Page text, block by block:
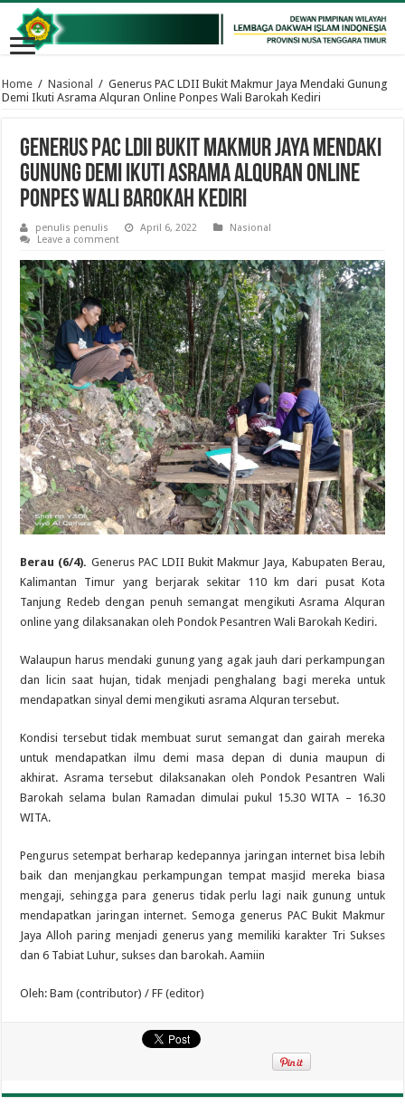
Home / Nasional / Generus PAC LDII Bukit Makmur Jaya Mendaki Gunung
Demi Ikuti Asrama Alquran Online Ponpes Wali Barokah Kediri
Generus PAC LDII Bukit Makmur Jaya Mendaki
Gunung Demi Ikuti Asrama Alquran Online
Ponpes Wali Barokah Kediri
penulis penulis April 6, 2022
Nasional
Leave a comment
Berau (6/4). Generus PAC LDII Bukit Makmur Jaya, Kabupaten Berau,
Kalimantan Timur yang berjarak sekitar 110 km dari pusat Kota
Tanjung Redeb dengan penuh semangat mengikuti Asrama Alquran
online yang dilaksanakan oleh Pondok Pesantren Wali Barokah Kediri.
Walaupun harus mendaki gunung yang agak jauh dari perkampungan
dan licin saat hujan, tidak menjadi penghalang bagi mereka untuk
mendapatkan sinyal demi mengikuti asrama Alquran tersebut.
Kondisi tersebut tidak membuat surut semangat dan gairah mereka
untuk mendapatkan ilmu demi masa depan di dunia maupun di
akhirat. Asrama tersebut dilaksanakan oleh Pondok Pesantren Wali
Barokah selama bulan Ramadan dimulai pukul 15.30 WITA – 16.30
WITA.
Pengurus setempat berharap kedepannya jaringan internet bisa lebih
baik dan menjangkau perkampungan tempat masjid mereka biasa
mengaji, sehingga para generus tidak perlu lagi naik gunung untuk
mendapatkan jaringan internet. Semoga generus PAC Bukit Makmur
Jaya Alloh paring menjadi generus yang memiliki karakter Tri Sukses
dan 6 Tabiat Luhur, sukses dan barokah. Aamiin
Oleh: Bam (contributor) / FF (editor)